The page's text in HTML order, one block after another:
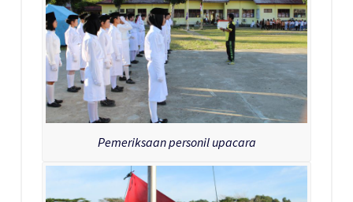
Pemeriksaan personil upacara